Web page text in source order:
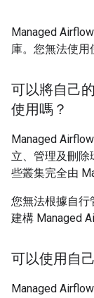
Managed
庫。您無法使用
可以將自己
使用嗎？
Managed
立、管理及刪
些叢集完全由
您無法根據自行
建構 Managed
可以使用自
Managed